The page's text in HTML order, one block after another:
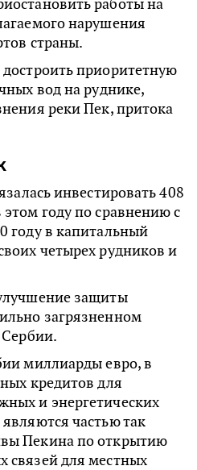
нарушения
страны.
приоритетную
вод на руднике,
реки Пек, притока
инвестировать 408
году по сравнению с
году в капитальный
четырех рудников и
защиты
загрязненном
Сербии.
миллиарды евро, в
кредитов для
и энергетических
частью так
Пекина по открытию
связей для местных